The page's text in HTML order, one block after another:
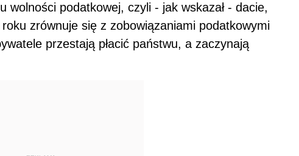
wolności podatkowej, czyli - jak wskazał - dacie,
zrównuje się z zobowiązaniami podatkowymi
przestają płacić państwu, a zaczynają